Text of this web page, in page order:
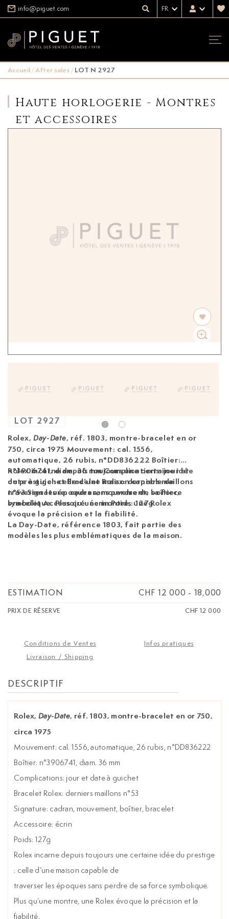
info@piguet.com FR
Accueil/After sales/LOT N 2927
Haute horlogerie - Montres
et accessoires
Rolex,Day-Date, réf. 1803, montre-bracelet en or
750, circa 1975 Mouvement: cal. 1556,
automatique, 26 rubis, n°DD836222 Boîtier:
n°3906741, diam. 36 mm Complications: jour et
date à guichet Bracelet Rolex: derniers maillons
n°53 Signature: cadran, mouvement, boîtier,
bracelet Accessoire: écrin Poids: 127g
Rolex incarne depuis toujours une certaine idée
du prestige : celle d’une maison capable de
traverser les époques sans perdre de sa force
symbolique. Plus qu’une montre, une Rolex
évoque la précision et la fiabilité.
La Day-Date, référence 1803, fait partie des
modèles les plus emblématiques de la maison.
LOT 2927
ESTIMATION CHF 12 000 - 18,000
PRIX DE RÉSERVE CHF 12 000
Conditions de Ventes
Infos pratiques
Livraison / Shipping
DESCRIPTIF
Rolex,Day-Date, réf. 1803, montre-bracelet en or 750,
circa 1975
Mouvement: cal. 1556, automatique, 26 rubis, n°DD836222
Boîtier: n°3906741, diam. 36 mm
Complications: jour et date à guichet
Bracelet Rolex: derniers maillons n°53
Signature: cadran, mouvement, boîtier, bracelet
Accessoire: écrin
Poids: 127g
Rolex incarne depuis toujours une certaine idée du prestige
: celle d’une maison capable de
traverser les époques sans perdre de sa force symbolique.
Plus qu’une montre, une Rolex évoque la précision et la
fiabilité.